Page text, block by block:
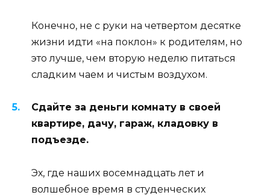
Конечно, не с руки на четвертом десятке
жизни идти «на поклон» к родителям, но
это лучше, чем вторую неделю питаться
сладким чаем и чистым воздухом.
Сдайте за деньги комнату в своей
квартире, дачу, гараж, кладовку в
подъезде.
Эх, где наших восемнадцать лет и
волшебное время в студенческих